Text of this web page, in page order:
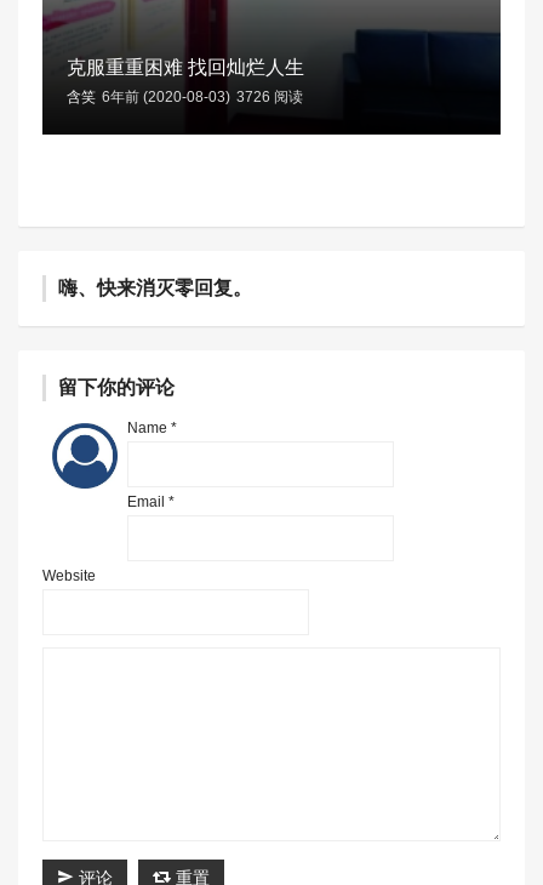
克服重重困难 找回灿烂人生
含笑 6年前 (2020-08-03) 3726 阅读
嗨、快来消灭零回复。
留下你的评论
Name *
Email *
Website
评论 重置